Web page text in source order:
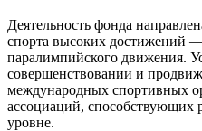
Деятельность фонда
спорта высоких достижений
паралимпийского движения.
совершенствовании и
международных спортивных
ассоциаций, способствующих
уровне.